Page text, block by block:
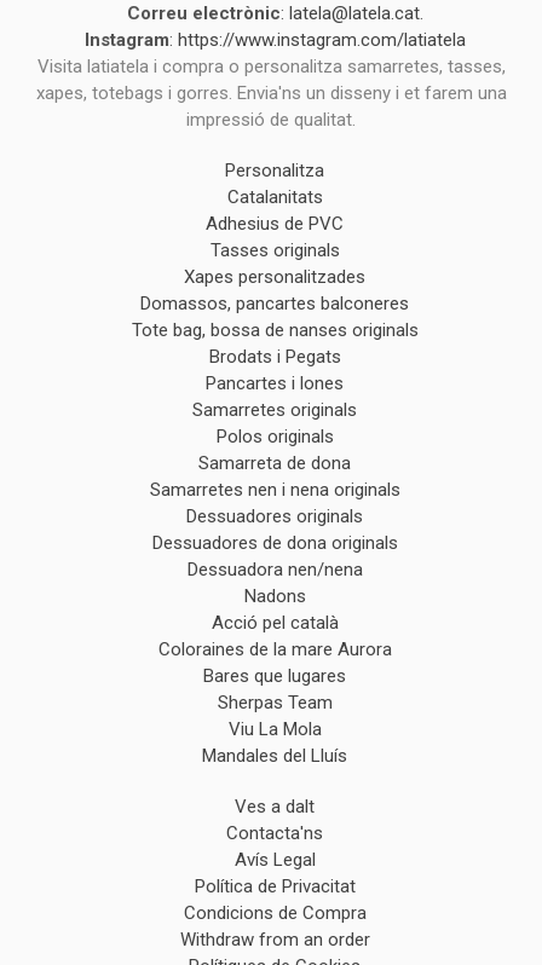
Correu electrònic: latela@latela.cat.
Instagram: https://www.instagram.com/latiatela
Visita latiatela i compra o personalitza samarretes, tasses,
xapes, totebags i gorres. Envia'ns un disseny i et farem una
impressió de qualitat.
Personalitza
Catalanitats
Adhesius de PVC
Tasses originals
Xapes personalitzades
Domassos, pancartes balconeres
Tote bag, bossa de nanses originals
Brodats i Pegats
Pancartes i lones
Samarretes originals
Polos originals
Samarreta de dona
Samarretes nen i nena originals
Dessuadores originals
Dessuadores de dona originals
Dessuadora nen/nena
Nadons
Acció pel català
Coloraines de la mare Aurora
Bares que lugares
Sherpas Team
Viu La Mola
Mandales del Lluís
Ves a dalt
Contacta'ns
Avís Legal
Política de Privacitat
Condicions de Compra
Withdraw from an order